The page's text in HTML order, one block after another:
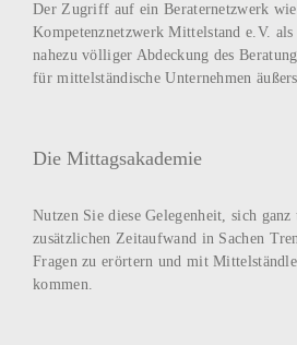
Der Zugriff auf ein Beraternetzwerk wie
Kompetenznetzwerk Mittelstand e.V.
nahezu völliger Abdeckung des
für mittelständische Unternehmen
Die Mittagsakademie
Nutzen Sie diese Gelegenheit, sich
zusätzlichen Zeitaufwand in Sachen
Fragen zu erörtern und mit
kommen.